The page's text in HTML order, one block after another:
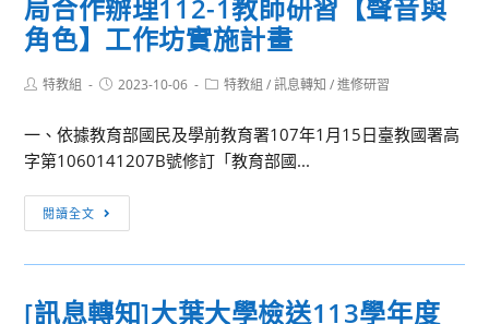
年
度
碩
士
推
薦
生
學
度
臺
北
美
術
平
臺
習：
局合作辦理112-1教師研習【聲音與
角色】工作坊實施計畫
Post特教組
Post2023-10-06
Post特教組 / 訊息轉知 / 進修研習
一、依據教育部國民及學前教育署107年1月15日臺教國署高
字第1060141207B號修訂「教育部國...
閱讀全文
息
轉
教
[訊息轉知]大葉大學檢送113學年度